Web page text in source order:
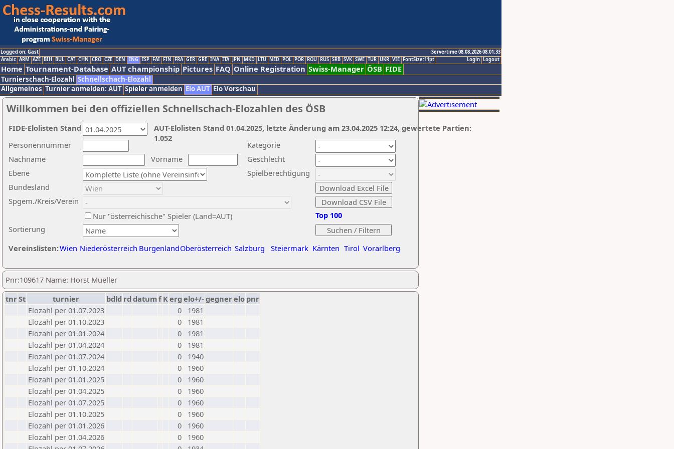
Logged on: Gast
Servertime 08.08.2026 08:01:33
Logout
Login
Arabic ARM AZE BIH BUL CAT CHN CRO CZE DEN ENG ESP FAI FIN FRA GER GRE INA ITA JPN MKD LTU NED POL POR ROU RUS SRB SVK SWE TUR UKR VIE FontSize:11pt
Home Tournament-Database AUT championship Pictures FAQ Online Registration Swiss-Manager ÖSB FIDE
Turnierschach-Elozahl Schnellschach-Elozahl
Allgemeines Turnier anmelden: AUT Spieler anmelden Elo AUT Elo Vorschau
Willkommen bei den offiziellen Schnellschach-Elozahlen des ÖSB
Nachname
Vorname
Ebene
Kategorie
Sortierung
Personennummer
Bundesland
Spgem./Kreis/Verein
Geschlecht
Nur "österreichische" Spieler (Land=AUT)
Spielberechtigung
Vereinslisten:Wien Niederösterreich BurgenlandOberösterreich Salzburg Steiermark Kärnten Tirol Vorarlberg
Top 100
AUT-Elolisten Stand 01.04.2025, letzte Änderung am 23.04.2025 12:24, gewertete Partien:
1.052
FIDE-Elolisten Stand
Pnr:109617 Name: Horst Mueller
tnrSt turnier bdld rd datumf Kerg elo+/-gegnerelo pnr
Elozahl per 01.07.2023
0
1981
Elozahl per 01.10.2023
0
1981
Elozahl per 01.01.2024
0
1981
Elozahl per 01.04.2024
0
1981
Elozahl per 01.07.2024
0
1940
Elozahl per 01.10.2024
0
1960
Elozahl per 01.01.2025
0
1960
Elozahl per 01.04.2025
0
1960
Elozahl per 01.07.2025
0
1960
Elozahl per 01.10.2025
0
1960
Elozahl per 01.01.2026
0
1960
Elozahl per 01.04.2026
0
1960